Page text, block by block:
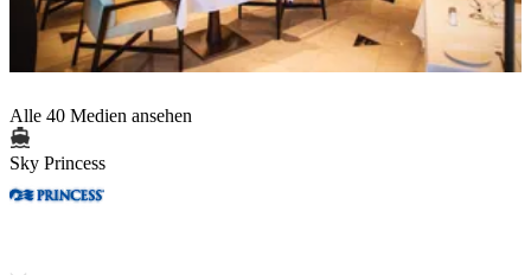
Alle 40 Medien ansehen
Sky Princess